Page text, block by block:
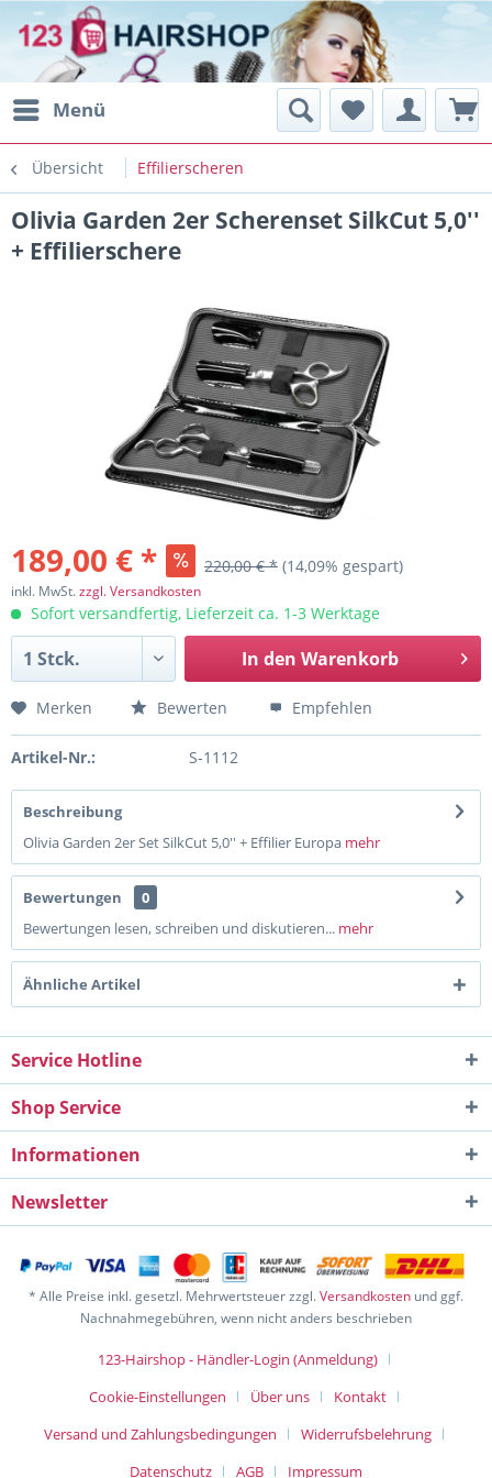
Menü
Übersicht Effilierscheren
Olivia Garden 2er Scherenset SilkCut 5,0''
+ Effilierschere
189,00 € * 220,00 € * (14,09% gespart)
inkl. MwSt.zzgl. Versandkosten
Sofort versandfertig, Lieferzeit ca. 1-3 Werktage
In den Warenkorb
Merken Bewerten Empfehlen
Artikel-Nr.: S-1112
Beschreibung
Olivia Garden 2er Set SilkCut 5,0'' + Effilier Europa mehr
Bewertungen
0
Bewertungen lesen, schreiben und diskutieren... mehr
Ähnliche Artikel
Service Hotline
Shop Service
Informationen
Newsletter
* Alle Preise inkl. gesetzl. Mehrwertsteuer zzgl.Versandkosten und ggf.
Nachnahmegebühren, wenn nicht anders beschrieben
123-Hairshop - Händler-Login (Anmeldung)
Cookie-Einstellungen
Über uns
Kontakt
Versand und Zahlungsbedingungen
Widerrufsbelehrung
Datenschutz
AGB Impressum